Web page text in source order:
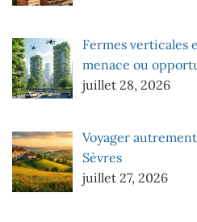
Fermes verticales
menace ou
juillet 28, 2026
Voyager
Sèvres
juillet 27, 2026